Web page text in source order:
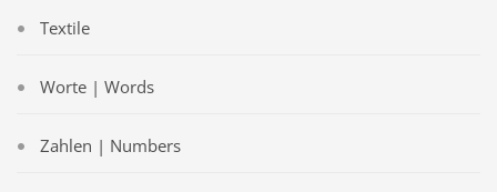
Textile
Worte | Words
Zahlen | Numbers